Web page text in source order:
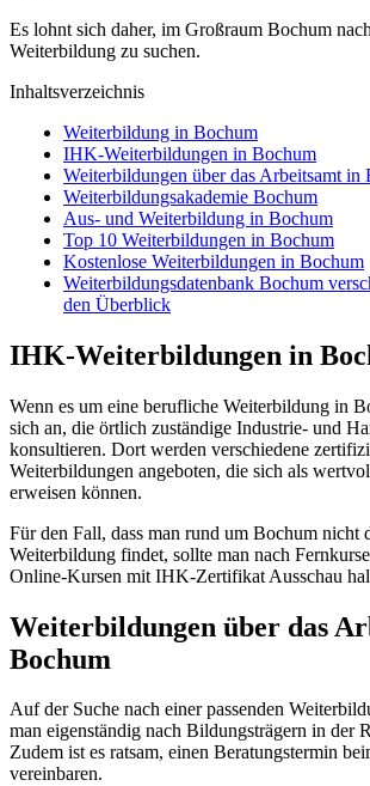
Es lohnt sich daher, im Großraum Bochum
Weiterbildung zu suchen.
Inhaltsverzeichnis
Weiterbildung in Bochum
IHK-Weiterbildungen in Bochum
Weiterbildungen über das Arbeitsamt in
Weiterbildungsakademie Bochum
Aus- und Weiterbildung in Bochum
Top 10 Weiterbildungen in Bochum
Kostenlose Weiterbildungen in Bochum
Weiterbildungsdatenbank Bochum
den Überblick
IHK-Weiterbildungen in
Wenn es um eine berufliche Weiterbildung in
sich an, die örtlich zuständige Industrie- und
konsultieren. Dort werden verschiedene
Weiterbildungen angeboten, die sich als
erweisen können.
Für den Fall, dass man rund um Bochum
Weiterbildung findet, sollte man nach
Online-Kursen mit IHK-Zertifikat Ausschau
Weiterbildungen über das
Bochum
Auf der Suche nach einer passenden
man eigenständig nach Bildungsträgern in der
Zudem ist es ratsam, einen Beratungstermin
vereinbaren.